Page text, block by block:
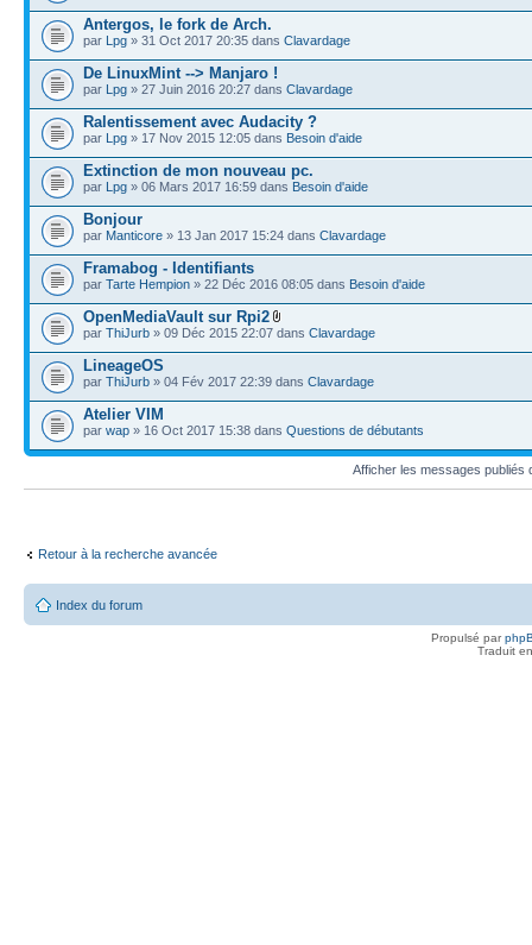
Antergos, le fork de Arch.
par Lpg » 31 Oct 2017 20:35 dans Clavardage
De LinuxMint --> Manjaro !
par Lpg » 27 Juin 2016 20:27 dans Clavardage
Ralentissement avec Audacity ?
par Lpg » 17 Nov 2015 12:05 dans Besoin d'aide
Extinction de mon nouveau pc.
par Lpg » 06 Mars 2017 16:59 dans Besoin d'aide
Bonjour
par Manticore » 13 Jan 2017 15:24 dans Clavardage
Framabog - Identifiants
par Tarte Hempion » 22 Déc 2016 08:05 dans Besoin d'aide
OpenMediaVault sur Rpi2
par ThiJurb » 09 Déc 2015 22:07 dans Clavardage
LineageOS
par ThiJurb » 04 Fév 2017 22:39 dans Clavardage
Atelier VIM
par wap » 16 Oct 2017 15:38 dans Questions de débutants
Afficher les messages publiés
Retour à la recherche avancée
Index du forum
Propulsé par
Traduit